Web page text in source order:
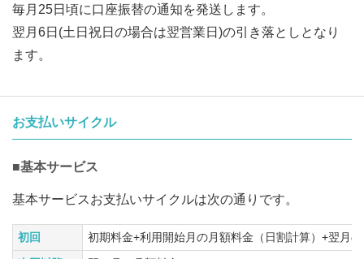
毎月25日頃に口座振替の通知を発送します。
翌月6日(土日祝日の場合は翌営業日)の引き落としとなり
ます。
お支払いサイクル
■基本サービス
基本サービスお支払いサイクルは次の通りです。
初回
初期料金+利用開始月の月額料金（日割計算）+翌月